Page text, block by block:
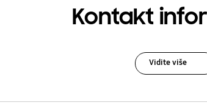
Kontakt
Vidite više